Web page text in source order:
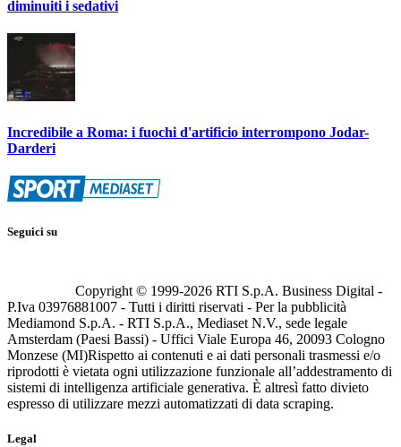
diminuiti i sedativi
Incredibile a Roma: i fuochi d'artificio interrompono Jodar-
Darderi
Seguici su
Copyright © 1999-2026 RTI S.p.A. Business Digital -
P.Iva 03976881007 - Tutti i diritti riservati - Per la pubblicità
Mediamond S.p.A. - RTI S.p.A., Mediaset N.V., sede legale
Amsterdam (Paesi Bassi) - Uffici Viale Europa 46, 20093 Cologno
Monzese (MI)Rispetto ai contenuti e ai dati personali trasmessi e/o
riprodotti è vietata ogni utilizzazione funzionale all’addestramento di
sistemi di intelligenza artificiale generativa. È altresì fatto divieto
espresso di utilizzare mezzi automatizzati di data scraping.
Legal